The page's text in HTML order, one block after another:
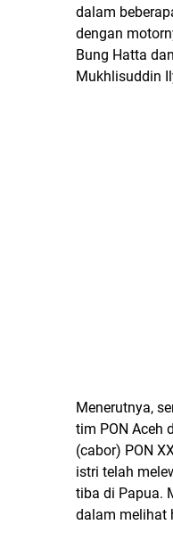
dalam
dengan
Bung Hatta
Mukhlisuddin
Menerutnya,
tim PON Aceh
(cabor) PON
istri telah
tiba di Papua.
dalam melihat